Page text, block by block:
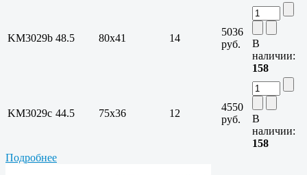
KM3029b 48.5 80x41 14
5036
руб.
В
наличии:
158
KM3029c 44.5 75x36 12
4550
руб.
В
наличии:
158
Подробнее